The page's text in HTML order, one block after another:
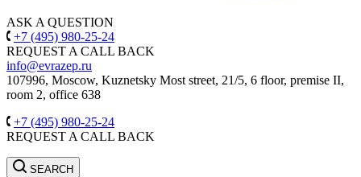
ASK A QUESTION
+7 (495) 980-25-24
REQUEST A CALL BACK
info@evrazep.ru
107996, Moscow, Kuznetsky Most street, 21/5, 6 floor, premise II,
room 2, office 638
+7 (495) 980-25-24
REQUEST A CALL BACK
SEARCH